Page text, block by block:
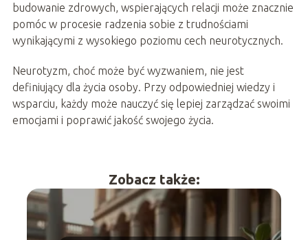
budowanie zdrowych, wspierających relacji może znacznie
pomóc w procesie radzenia sobie z trudnościami
wynikającymi z wysokiego poziomu cech neurotycznych.
Neurotyzm, choć może być wyzwaniem, nie jest
definiujący dla życia osoby. Przy odpowiedniej wiedzy i
wsparciu, każdy może nauczyć się lepiej zarządzać swoimi
emocjami i poprawić jakość swojego życia.
Zobacz także: